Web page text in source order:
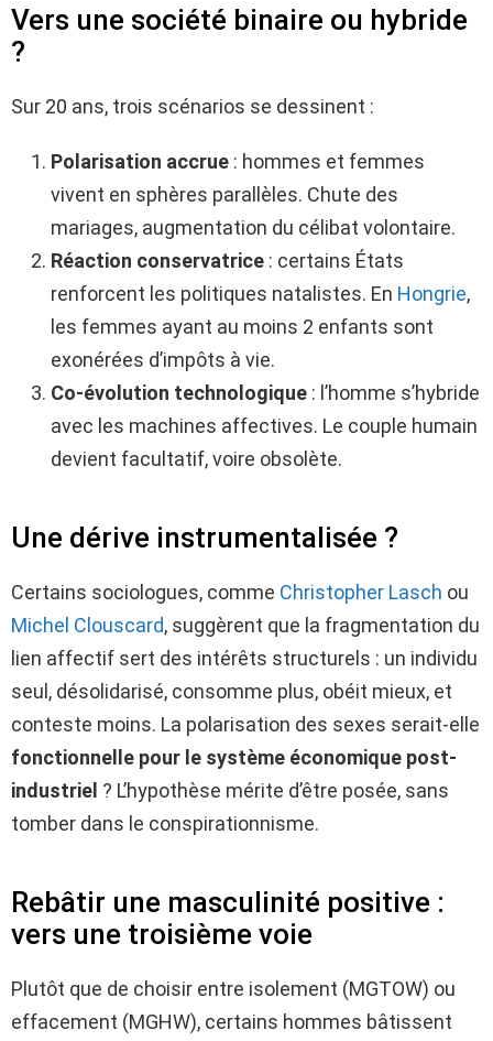
Vers une société binaire ou hybride
?
Sur 20 ans, trois scénarios se dessinent :
Polarisation accrue : hommes et femmes
vivent en sphères parallèles. Chute des
mariages, augmentation du célibat volontaire.
Réaction conservatrice : certains États
renforcent les politiques natalistes. En Hongrie,
les femmes ayant au moins 2 enfants sont
exonérées d’impôts à vie.
Co-évolution technologique : l’homme s’hybride
avec les machines affectives. Le couple humain
devient facultatif, voire obsolète.
Une dérive instrumentalisée ?
Certains sociologues, comme Christopher Lasch ou
Michel Clouscard, suggèrent que la fragmentation du
lien affectif sert des intérêts structurels : un individu
seul, désolidarisé, consomme plus, obéit mieux, et
conteste moins. La polarisation des sexes serait-elle
fonctionnelle pour le système économique post-
industriel ? L’hypothèse mérite d’être posée, sans
tomber dans le conspirationnisme.
Rebâtir une masculinité positive :
vers une troisième voie
Plutôt que de choisir entre isolement (MGTOW) ou
effacement (MGHW), certains hommes bâtissent